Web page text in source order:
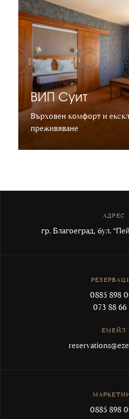
ВИП Суит
Върховен комфорт и
преживяване
АДРЕС
гр. Благоеград, бул.
0885 898
073 88 66
ЕМЕЙЛ
0885 898